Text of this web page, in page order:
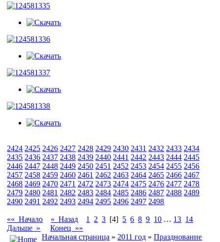
2424 2425 2426 2427 2428 2429 2430 2431 2432 2433 2434
2435 2436 2437 2438 2439 2440 2441 2442 2443 2444 2445
2446 2447 2448 2449 2450 2451 2452 2453 2454 2455 2456
2457 2458 2459 2460 2461 2462 2463 2464 2465 2466 2467
2468 2469 2470 2471 2472 2473 2474 2475 2476 2477 2478
2479 2480 2481 2482 2483 2484 2485 2486 2487 2488 2489
2490 2491 2492 2493 2494 2495 2496 2497 2498
«« Начало « Назад 1 2 3 [4] 5 6 8 9 10 … 13 14
Дальше »
Конец »»
Начальная страница » 2011 год »Празднование